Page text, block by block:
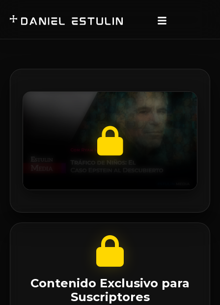
Contenido Exclusivo para
Suscriptores